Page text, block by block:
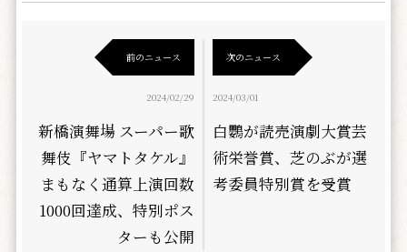
前のニュース
2024/02/29
新橋演舞場 スーパー歌
舞伎『ヤマトタケル』
まもなく通算上演回数
1000回達成、特別ポス
ターも公開
次のニュース
2024/03/01
白鸚が読売演劇大賞芸
術栄誉賞、芝のぶが選
考委員特別賞を受賞